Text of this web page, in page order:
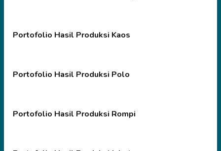
Portofolio Hasil Produksi Kaos
Portofolio Hasil Produksi Polo
Portofolio Hasil Produksi Rompi